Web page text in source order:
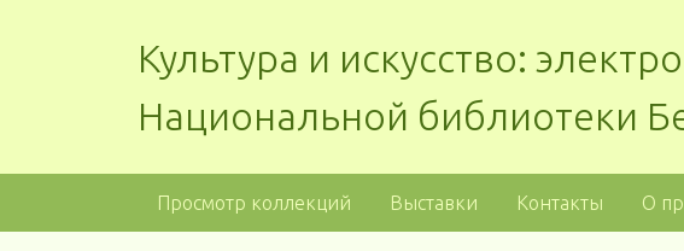
Культура и искусство:
Национальной библиотеки
Просмотр коллекций Выставки Контакты О